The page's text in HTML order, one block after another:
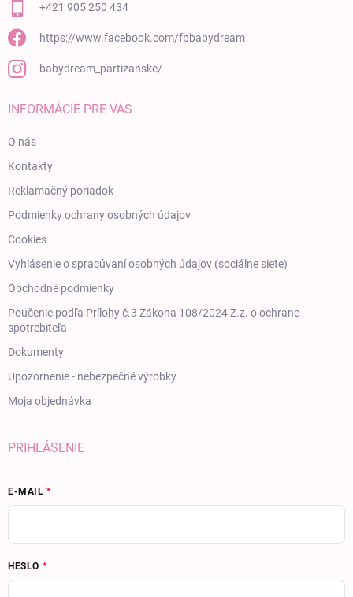
+421 905 250 434
https://www.facebook.com/fbbabydream
babydream_partizanske/
INFORMÁCIE PRE VÁS
O nás
Kontakty
Reklamačný poriadok
Podmienky ochrany osobných údajov
Cookies
Vyhlásenie o spracúvaní osobných údajov (sociálne siete)
Obchodné podmienky
Poučenie podľa Prílohy č.3 Zákona 108/2024 Z.z. o ochrane
spotrebiteľa
Dokumenty
Upozornenie - nebezpečné výrobky
Moja objednávka
PRIHLÁSENIE
E-MAIL
HESLO